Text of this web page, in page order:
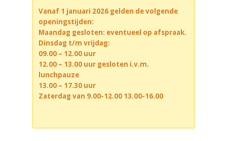
Vanaf 1 januari 2026 gelden de volgende
openingstijden:
Maandag gesloten: eventueel op afspraak.
Dinsdag t/m vrijdag:
09.00 – 12.00 uur
12.00 – 13.00 uur gesloten i.v.m.
lunchpauze
13.00 – 17.30 uur
Zaterdag van 9.00-12.00 13.00-16.00